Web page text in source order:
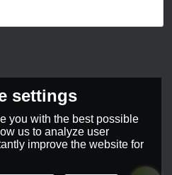
y Condiciones de este servicio,
settings
you with the best possible
us to analyze user
improve the website for